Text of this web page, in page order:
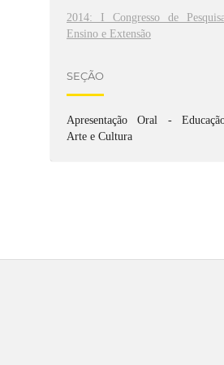
2014: I Congresso de
Ensino e Extensão
SEÇÃO
Apresentação Oral -
Arte e Cultura